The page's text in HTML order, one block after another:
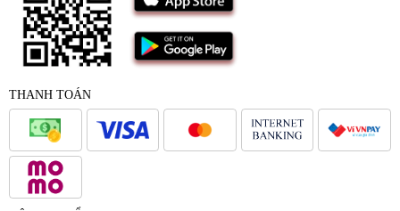
THANH TOÁN